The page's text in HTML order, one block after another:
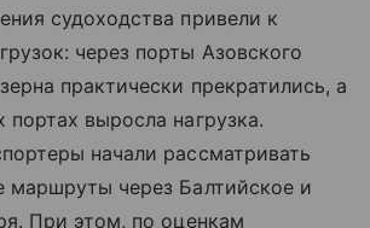
судоходства привели к
через порты Азовского
практически прекратились, а
выросла нагрузка.
начали рассматривать
маршруты через Балтийское и
При этом, по оценкам